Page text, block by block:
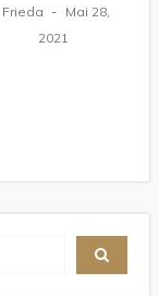
Frieda
Mai 28,
2021